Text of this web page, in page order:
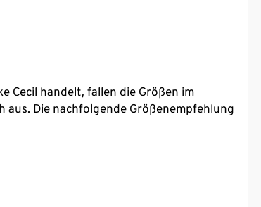
Cecil handelt, fallen die Größen im
aus. Die nachfolgende Größenempfehlung